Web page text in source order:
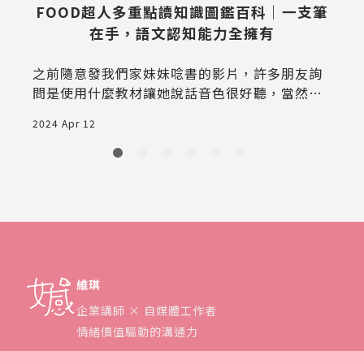
FOOD超人多重點讀知識圖鑑百科｜一支筆
在手，語文認知能力全擁有
之前隨意發我們家妹妹唸書的影片，許多朋友詢
問是使用什麼教材讓她說話音色很好聽，當然無
過，我最喜歡的方式是書本加上點讀筆，因為孩
子目前還看不懂字，如果看書其實是家長陪讀，
2024 Apr 12
維琪
企業講師 × 自媒體工作者
情緒價值驅動的溝通力